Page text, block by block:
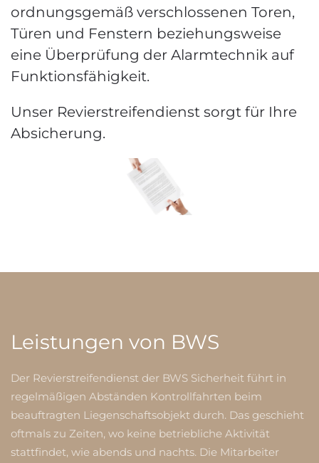
ordnungsgemäß verschlossenen Toren,
Türen und Fenstern beziehungsweise
eine Überprüfung der Alarmtechnik auf
Funktionsfähigkeit.
Unser Revierstreifendienst sorgt für Ihre
Absicherung.
Leistungen von BWS
Der Revierstreifendienst der BWS Sicherheit führt in
regelmäßigen Abständen Kontrollfahrten beim
beauftragten Liegenschaftsobjekt durch. Das geschieht
oftmals zu Zeiten, wo keine betriebliche Aktivität
stattfindet, wie abends und nachts. Die Mitarbeiter